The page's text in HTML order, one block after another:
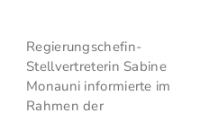
Regierungschefin-
Stellvertreterin Sabine
Monauni informierte im
Rahmen der